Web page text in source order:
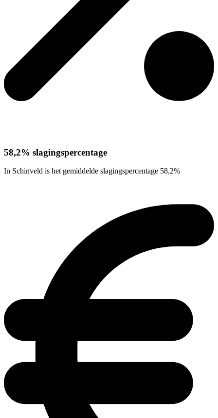
58,2% slagingspercentage
In Schinveld is het gemiddelde slagingspercentage 58,2%